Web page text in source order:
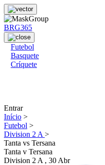
BRG365
Futebol
Basquete
Críquete
Entrar
Início >
Futebol >
Division 2 A >
Tanta vs Tersana
Tanta v Tersana
Division 2 A , 30 Abr